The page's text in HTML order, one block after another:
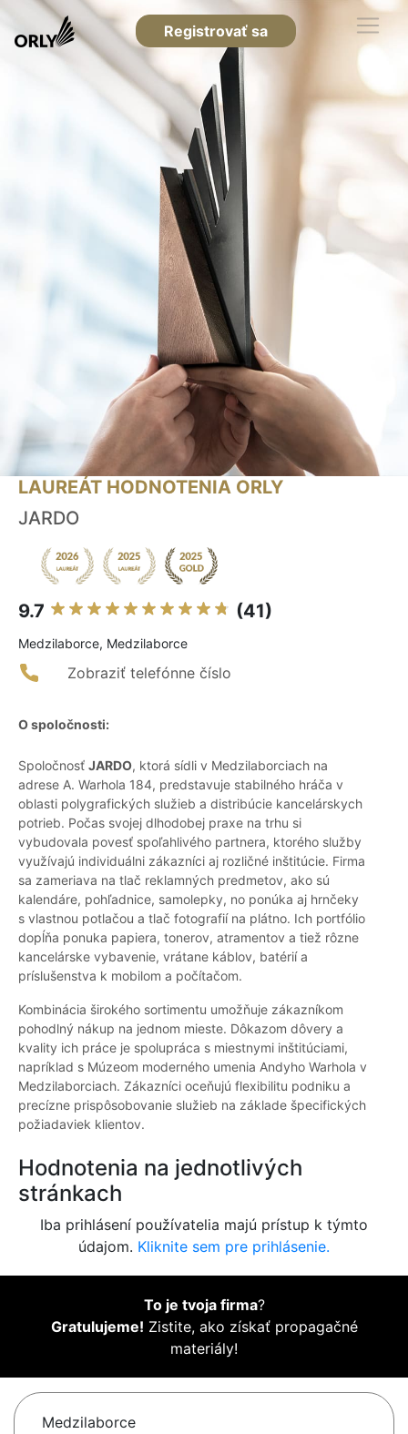
Registrovať sa
LAUREÁT HODNOTENIA ORLY
JARDO
9.7 (41)
Medzilaborce, Medzilaborce
Zobraziť telefónne číslo
O spoločnosti:
Spoločnosť JARDO, ktorá sídli v Medzilaborciach na
adrese A. Warhola 184, predstavuje stabilného hráča v
oblasti polygrafických služieb a distribúcie kancelárskych
potrieb. Počas svojej dlhodobej praxe na trhu si
vybudovala povesť spoľahlivého partnera, ktorého služby
využívajú individuálni zákazníci aj rozličné inštitúcie. Firma
sa zameriava na tlač reklamných predmetov, ako sú
kalendáre, pohľadnice, samolepky, no ponúka aj hrnčeky
s vlastnou potlačou a tlač fotografií na plátno. Ich portfólio
dopĺňa ponuka papiera, tonerov, atramentov a tiež rôzne
kancelárske vybavenie, vrátane káblov, batérií a
príslušenstva k mobilom a počítačom.
Kombinácia širokého sortimentu umožňuje zákazníkom
pohodlný nákup na jednom mieste. Dôkazom dôvery a
kvality ich práce je spolupráca s miestnymi inštitúciami,
napríklad s Múzeom moderného umenia Andyho Warhola v
Medzilaborciach. Zákazníci oceňujú flexibilitu podniku a
precízne prispôsobovanie služieb na základe špecifických
požiadaviek klientov.
Hodnotenia na jednotlivých
stránkach
Iba prihlásení používatelia majú prístup k týmto
údajom. Kliknite sem pre prihlásenie.
To je tvoja firma?
Gratulujeme! Zistite, ako získať propagačné
materiály!
Medzilaborce